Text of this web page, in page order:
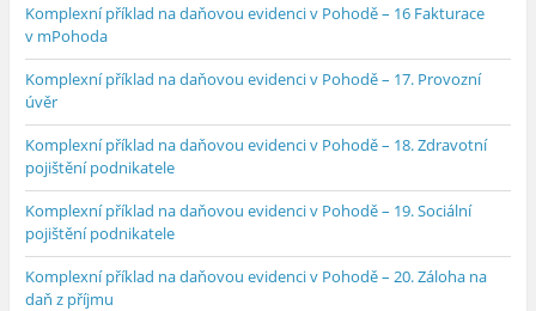
Komplexní příklad na daňovou evidenci v Pohodě – 16 Fakturace
v mPohoda
Komplexní příklad na daňovou evidenci v Pohodě – 17. Provozní
úvěr
Komplexní příklad na daňovou evidenci v Pohodě – 18. Zdravotní
pojištění podnikatele
Komplexní příklad na daňovou evidenci v Pohodě – 19. Sociální
pojištění podnikatele
Komplexní příklad na daňovou evidenci v Pohodě – 20. Záloha na
daň z příjmu